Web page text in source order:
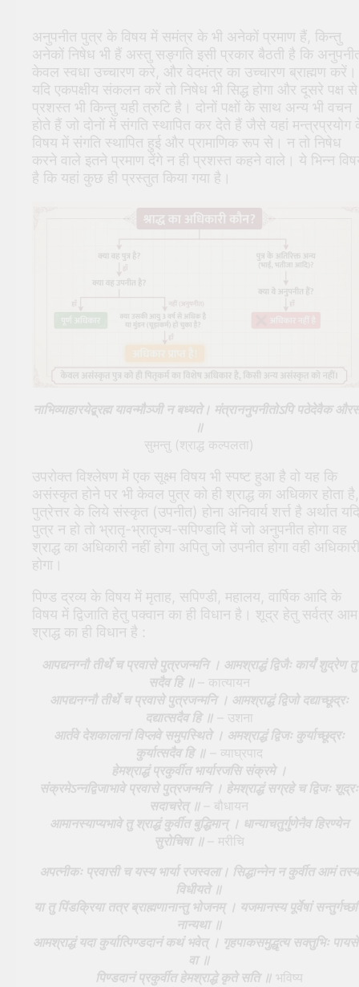
अनुपनीत पुत्र के विषय में समंत्र के भी अनेकों प्रमाण हैं, किन्तु
अनेकों निषेध भी हैं अस्तु सङ्गति इसी प्रकार बैठती है कि
केवल स्वधा उच्चारण करे, और वेदमंत्र का उच्चारण ब्राह्मण करें।
यदि एकपक्षीय संकलन करें तो निषेध भी सिद्ध होगा और दूसरे पक्ष से
प्रशस्त भी किन्तु यही त्रुटि है। दोनों पक्षों के साथ अन्य भी वचन
होते हैं जो दोनों में संगति स्थापित कर देते हैं जैसे यहां मन्त्रप्रयोग
विषय में संगति स्थापित हुई और प्रामाणिक रूप से। न तो निषेध
करने वाले इतने प्रमाण देंगे न ही प्रशस्त कहने वाले। ये भिन्न
है कि यहां कुछ ही प्रस्तुत किया गया है।
नाभिव्याहारयेद्ब्रह्म यावन्मौञ्जी न बध्यते। मंत्राननुपनीतोऽपि पठेदेवैक
॥
सुमन्तु (श्राद्ध कल्पलता)
उपरोक्त विश्लेषण में एक सूक्ष्म विषय भी स्पष्ट हुआ है वो यह कि
असंस्कृत होने पर भी केवल पुत्र को ही श्राद्ध का अधिकार होता है,
पुत्रेत्तर के लिये संस्कृत (उपनीत) होना अनिवार्य शर्त्त है अर्थात यदि
पुत्र न हो तो भ्रातृ-भ्रातृज्य-सपिण्डादि में जो अनुपनीत होगा वह
श्राद्ध का अधिकारी नहीं होगा अपितु जो उपनीत होगा वही अधिकारी
होगा।
पिण्ड द्रव्य के विषय में मृताह, सपिण्डी, महालय, वार्षिक आदि के
विषय में द्विजाति हेतु पक्वान का ही विधान है। शूद्र हेतु सर्वत्र आम
श्राद्ध का ही विधान है :
आपद्यनग्नौ तीर्थे च प्रवासे पुत्रजन्मनि । आमश्राद्धं द्विजैः कार्यं शुद्रेण तु
सदैव हि ॥
– कात्यायन
आपद्यनग्नौ तीर्थे च प्रवासे पुत्रजन्मनि । आमश्राद्धं द्विजो दद्याच्छूद्रः
दद्यात्सदैव हि ॥– उशना
आर्तवे देशकालानां विप्लवे समुपस्थिते । अमश्राद्धं द्विजः कुर्याच्छूद्रः
कुर्यात्सदैव हि ॥– व्याघ्रपाद
हेमश्राद्धं प्रकुर्वीत भार्यारजसि संक्रमे ।
संक्रमेऽन्नद्विजाभावे प्रवासे पुत्रजन्मनि । हेमश्राद्धं सग्रहे च द्विजः शूद्रः
सदाचरेत् ॥
– बौधायन
आमानस्याप्यभावे तु श्राद्धं कुर्वीत बुद्धिमान् । धान्याचतुर्गुणेनैव हिरण्येन
सुरोचिषा ॥
– मरीचि
अपत्नीकः प्रवासी च यस्य भार्या रजस्वला। सिद्धान्नेन न कुर्वीत आमं तस्य
विधीयते ॥
या तु पिंडक्रिया तत्र ब्राह्मणानान्तु भोजनम् । यजमानस्य पूर्वेषां
नान्यथा ॥
आमश्राद्धं यदा कुर्यात्पिण्डदानं कथं भवेत् । गृहपाकसमुद्धृत्य सक्तुभिः
वा ॥
पिण्डदानं प्रकुर्वीत हेमश्राद्धे कृते सति ॥भविष्य